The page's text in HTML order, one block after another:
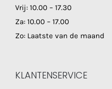
Vrij: 10.00 – 17.30
Za: 10.00 – 17.00
Zo: Laatste van de maand
KLANTENSERVICE